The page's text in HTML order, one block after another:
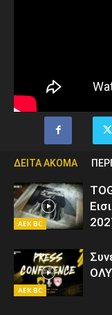
ΔΕΙΤΑ ΑΚΟΜΑ
AEK BC
AEK BC